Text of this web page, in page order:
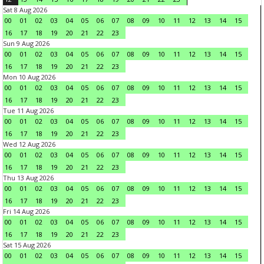
Sat 8 Aug 2026
00
01 02 03 04 05 06 07 08 09 10 11 12 13 14
15
16
17 18 19 20 21 22
23
Sun 9 Aug 2026
00
01 02 03 04 05 06 07 08 09 10 11 12 13 14
15
16
17 18 19 20 21 22
23
Mon 10 Aug 2026
00
01 02 03 04 05 06 07 08 09 10 11 12 13 14
15
16
17 18 19 20 21 22
23
Tue 11 Aug 2026
00
01 02 03 04 05 06 07 08 09 10 11 12 13 14
15
16
17 18 19 20 21 22
23
Wed 12 Aug 2026
00
01 02 03 04 05 06 07 08 09 10 11 12 13 14
15
16
17 18 19 20 21 22
23
Thu 13 Aug 2026
00
01 02 03 04 05 06 07 08 09 10 11 12 13 14
15
16
17 18 19 20 21 22
23
Fri 14 Aug 2026
00
01 02 03 04 05 06 07 08 09 10 11 12 13 14
15
16
17 18 19 20 21 22
23
Sat 15 Aug 2026
00
01 02 03 04 05 06 07 08 09 10 11 12 13 14
15